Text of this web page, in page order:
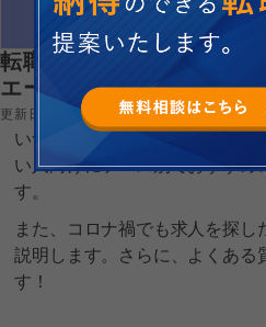
転職しやすいベストな時
エージェントが解説！
更新日：2026.04.22
いつ転職活動を始めれば良いの
い人向けにケース別でおすすめ
す。
また、コロナ禍でも求人を探し
説明します。さらに、よくある
す！